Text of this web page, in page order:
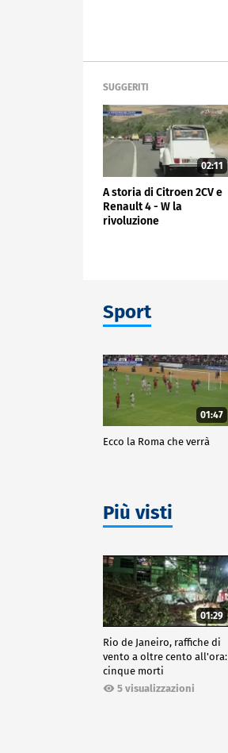
SUGGERITI
02:11
A storia di Citroen 2CV e
Renault 4 - W la
rivoluzione
Sport
01:47
Ecco la Roma che verrà
Più visti
01:29
Rio de Janeiro, raffiche di
vento a oltre cento all'ora:
cinque morti
5 visualizzazioni